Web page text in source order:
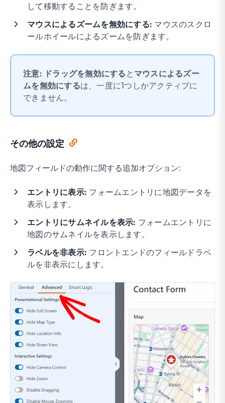
して移動することを防ぎます。
マウスによるズームを無効にする: マウスのスクロ
ールホイールによるズームを防ぎます。
注意: ドラッグを無効にする と マウスによるズー
ムを無効にするは、一度に1つしかアクティブに
できません。
その他の設定
地図フィールドの動作に関する追加オプション:
エントリに表示: フォームエントリに地図データを
表示します。
エントリにサムネイルを表示: フォームエントリに
地図のサムネイルを表示します。
ラベルを非表示: フロントエンドのフィールドラベ
ルを非表示にします。